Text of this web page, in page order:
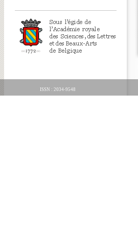
ISSN : 2034-9548